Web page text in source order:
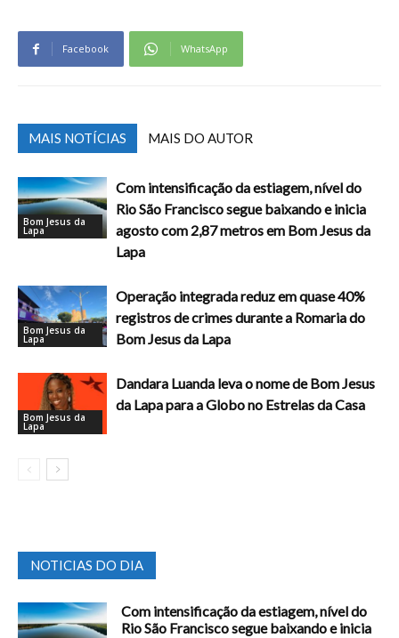
Facebook WhatsApp
MAIS NOTÍCIAS MAIS DO AUTOR
Bom Jesus da
Lapa
Com intensificação da estiagem, nível do
Rio São Francisco segue baixando e inicia
agosto com 2,87 metros em Bom Jesus da
Lapa
Bom Jesus da
Lapa
Operação integrada reduz em quase 40%
registros de crimes durante a Romaria do
Bom Jesus da Lapa
Bom Jesus da
Lapa
Dandara Luanda leva o nome de Bom Jesus
da Lapa para a Globo no Estrelas da Casa
NOTICIAS DO DIA
Com intensificação da estiagem, nível do
Rio São Francisco segue baixando e inicia